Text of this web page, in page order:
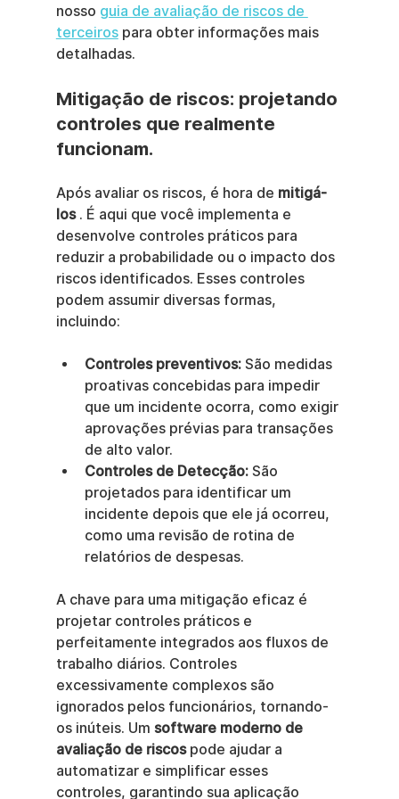
nosso guia de avaliação de riscos de
terceiros para obter informações mais
detalhadas.
Mitigação de riscos: projetando
controles que realmente
funcionam.
Após avaliar os riscos, é hora de mitigá-
los . É aqui que você implementa e
desenvolve controles práticos para
reduzir a probabilidade ou o impacto dos
riscos identificados. Esses controles
podem assumir diversas formas,
incluindo:
Controles preventivos: São medidas
proativas concebidas para impedir
que um incidente ocorra, como exigir
aprovações prévias para transações
de alto valor.
Controles de Detecção: São
projetados para identificar um
incidente depois que ele já ocorreu,
como uma revisão de rotina de
relatórios de despesas.
A chave para uma mitigação eficaz é
projetar controles práticos e
perfeitamente integrados aos fluxos de
trabalho diários. Controles
excessivamente complexos são
ignorados pelos funcionários, tornando-
os inúteis. Um software moderno de
avaliação de riscos pode ajudar a
automatizar e simplificar esses
controles, garantindo sua aplicação